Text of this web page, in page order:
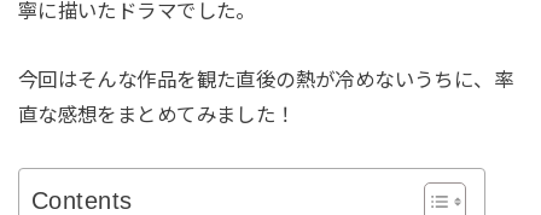
寧に描いたドラマでした。
今回はそんな作品を観た直後の熱が冷めないうちに、率
直な感想をまとめてみました！
Contents